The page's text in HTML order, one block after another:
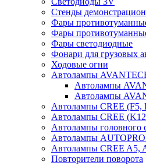
Стенды
Фары
Фары
Фары светодиодные
Фонари для грузовых
Ходовые огни
Автолампы
Автолампы
Автолампы
Автолампы CREE (F5,
Автолампы CREE
Автолампы головного
Автолампы
Автолампы CREE A5,
Повторители поворота